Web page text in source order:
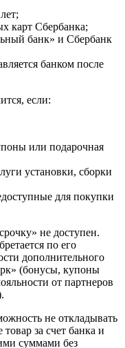
карт Сбербанка;
банк» и Сбербанк
банком после
если:
или подарочная
установки, сборки
для покупки
не доступен.
по его
дополнительного
(бонусы, купоны
от партнеров
не откладывать
за счет банка и
суммами без